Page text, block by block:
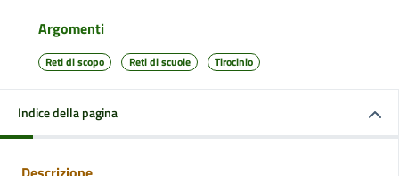
Argomenti
Reti di scopo Reti di scuole Tirocinio
Indice della pagina